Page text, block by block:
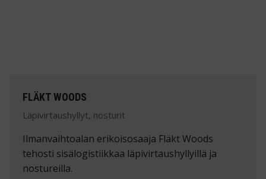
FLÄKT WOODS
Läpivirtaushyllyt, nosturit
Ilmanvaihtoalan erikoisosaaja Fläkt Woods
tehosti sisälogistiikkaa läpivirtaushyllyillä ja
nostureilla.